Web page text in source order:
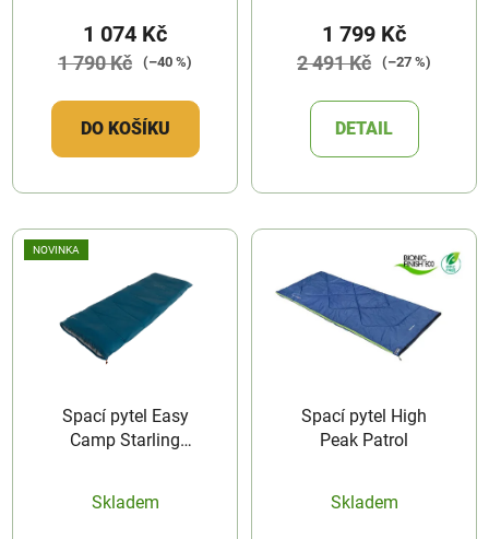
1 074 Kč
1 790 Kč (–40 %)
DO KOŠÍKU
1 799 Kč
2 491 Kč (–27 %)
DETAIL
NOVINKA
Spací pytel Easy
Camp Starling
Skladem
Spací pytel High
Peak Patrol
Skladem